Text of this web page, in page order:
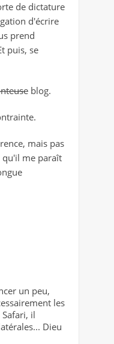
de dictature
d'écrire
prend
puis, se
blog.
mais pas
qu'il me paraît
un peu,
les
il
Dieu